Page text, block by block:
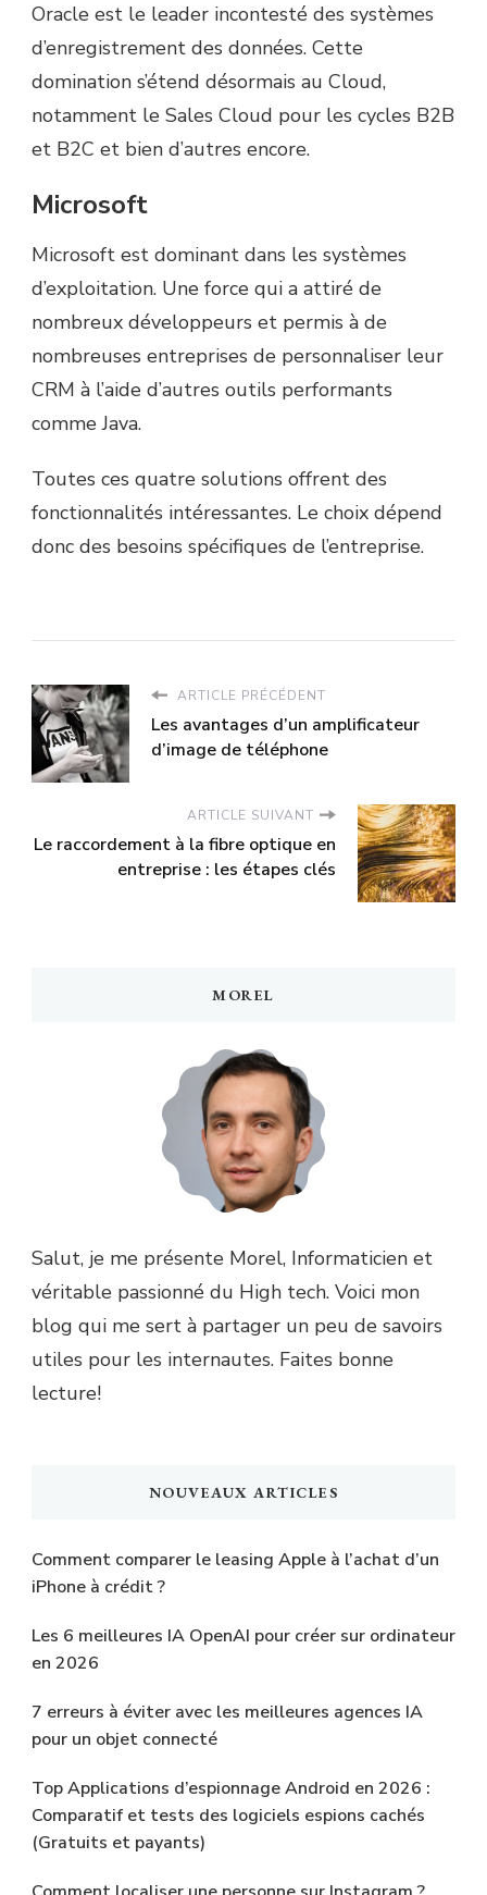
Oracle est le leader incontesté des systèmes
d’enregistrement des données. Cette
domination s’étend désormais au Cloud,
notamment le Sales Cloud pour les cycles B2B
et B2C et bien d’autres encore.
Microsoft
Microsoft est dominant dans les systèmes
d’exploitation. Une force qui a attiré de
nombreux développeurs et permis à de
nombreuses entreprises de personnaliser leur
CRM à l’aide d’autres outils performants
comme Java.
Toutes ces quatre solutions offrent des
fonctionnalités intéressantes. Le choix dépend
donc des besoins spécifiques de l’entreprise.
ARTICLE PRÉCÉDENT
Les avantages d’un amplificateur
d’image de téléphone
ARTICLE SUIVANT
Le raccordement à la fibre optique en
entreprise : les étapes clés
MOREL
Salut, je me présente Morel, Informaticien et
véritable passionné du High tech. Voici mon
blog qui me sert à partager un peu de savoirs
utiles pour les internautes. Faites bonne
lecture!
NOUVEAUX ARTICLES
Comment comparer le leasing Apple à l’achat d’un
iPhone à crédit ?
Les 6 meilleures IA OpenAI pour créer sur ordinateur
en 2026
7 erreurs à éviter avec les meilleures agences IA
pour un objet connecté
Top Applications d’espionnage Android en 2026 :
Comparatif et tests des logiciels espions cachés
(Gratuits et payants)